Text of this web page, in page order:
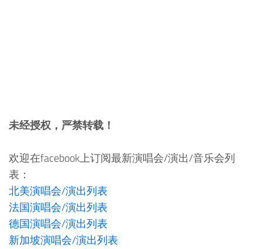
未经授权，严禁转载！
欢迎在facebook上订阅最新演唱会/演出/音乐会列
表：
北美演唱会/演出列表
法国演唱会/演出列表
德国演唱会/演出列表
新加坡演唱会/演出列表